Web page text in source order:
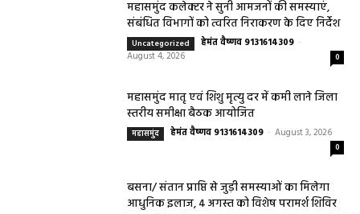
महासमुंद कलेक्टर ने सुनी आमजनों की समस्याएं,
संबंधित विभागों को त्वरित निराकरण के दिए निर्देश
Uncategorized हेमंत वैष्णव 9131614309 -
August 4, 2026
0
महासमुंद मातृ एवं शिशु मृत्यु दर में कमी लाने जिला
स्तरीय समीक्षा बैठक आयोजित
महासमुंद हेमंत वैष्णव 9131614309 - August 3, 2026
0
बसना/ संतान प्राप्ति से जुड़ी समस्याओं का मिलेगा
आधुनिक इलाज, 4 अगस्त को विशेष परामर्श शिविर